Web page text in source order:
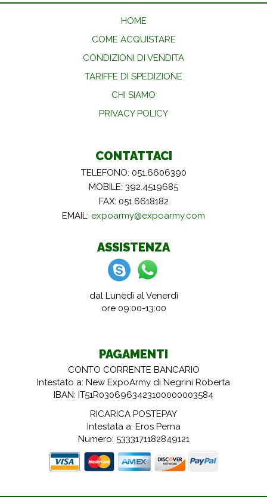
HOME
COME ACQUISTARE
CONDIZIONI DI VENDITA
TARIFFE DI SPEDIZIONE
CHI SIAMO
PRIVACY POLICY
CONTATTACI
TELEFONO: 051.6606390
MOBILE: 392.4519685
FAX: 051.6618182
EMAIL: expoarmy@expoarmy.com
ASSISTENZA
dal Lunedì al Venerdì
ore 09:00-13:00
PAGAMENTI
CONTO CORRENTE BANCARIO
Intestato a: New ExpoArmy di Negrini Roberta
IBAN: IT51R0306963423100000003584
RICARICA POSTEPAY
Intestata a: Eros Perna
Numero: 5333171182849121